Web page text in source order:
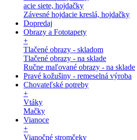
acie siete, hojdačky
Závesné hojdacie kreslá, hojdačky
Dopredaj
Obrazy a Fototapety
+
Tlačené obrazy - skladom
Tlačené obrazy - na sklade
Ručne maľované obrazy - na sklade
Pravé kožušiny - remeselná výroba
Chovateľské potreby
+
Vtáky
Mačky
Vianoce
+
Vianočné stromčeky